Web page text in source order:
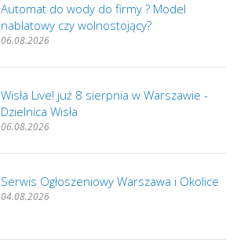
Automat do wody do firmy ? Model
nablatowy czy wolnostojący?
06.08.2026
Wisła Live! już 8 sierpnia w Warszawie -
Dzielnica Wisła
06.08.2026
Serwis Ogłoszeniowy Warszawa i Okolice
04.08.2026